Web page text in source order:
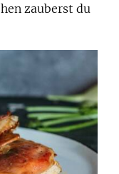
zauberst du